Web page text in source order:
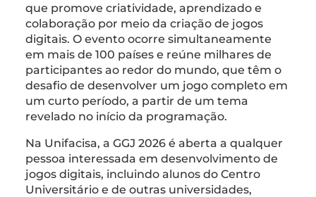
que promove criatividade, aprendizado e
colaboração por meio da criação de jogos
digitais. O evento ocorre simultaneamente
em mais de 100 países e reúne milhares de
participantes ao redor do mundo, que têm o
desafio de desenvolver um jogo completo em
um curto período, a partir de um tema
revelado no início da programação.
Na Unifacisa, a GGJ 2026 é aberta a qualquer
pessoa interessada em desenvolvimento de
jogos digitais, incluindo alunos do Centro
Universitário e de outras universidades,